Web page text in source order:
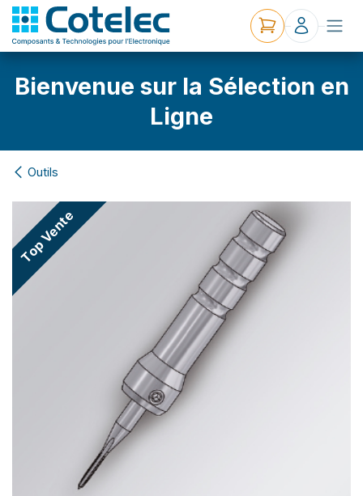
Bienvenue sur la Sélection en
Ligne
Outils
Top Vente